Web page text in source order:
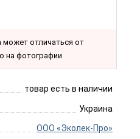
отличаться от
на фотографии
товар есть в наличии
Украина
ООО «Эколек-Про»